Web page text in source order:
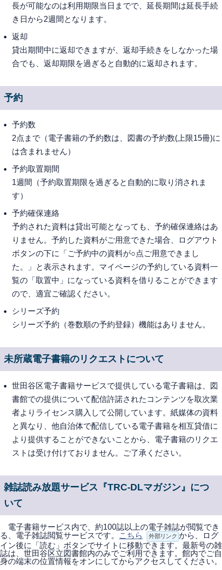
長が可能なのは利用期限当日までで、延長期間は延長手続
き日から2週間となります。
返却
貸出期間中に返却できますが、返却手続きをしなかった場
合でも、返却期限を過ぎると自動的に返却されます。
予約
予約数
2点まで（電子書籍の予約数は、図書の予約数(上限15冊)に
は含まれません）
予約取置期間
1週間（予約取置期限を過ぎると自動的に取り消されま
す）
予約確保連絡
予約された資料は貸出可能となっても、予約確保連絡はあ
りません。予約した資料がご用意できた場合、ログアウト
ボタンの下に「ご予約中の資料が○点ご用意できまし
た。」と表示されます。マイページの予約している資料一
覧の「取置中」になっている資料を借りることができます
ので、適宜ご確認ください。
シリーズ予約
シリーズ予約（巻数順の予約登録）機能はありません。
未所蔵電子書籍のリクエストについて
世田谷区電子書籍サービスで提供している電子書籍は、図
書館での提供について配信許諾されたコンテンツを取次業
者よりライセンス購入して公開しています。紙媒体の資料
と異なり、他自治体で配信している電子書籍を相互貸借に
より提供することができないことから、電子書籍のリクエ
ストは受け付けておりません。ご了承ください。
雑誌読み放題サービス『TRC-DLマガジン』につ
いて
電子書籍サービス内で、約100誌以上の電子雑誌が閲覧でき
る、電子雑誌閲覧サービスです。
こちら 外部リンク から、ログ
イン後に「読む」ボタンでサイトに移動できます。最新号の雑
誌は、世田谷区立図書館内のみでご利用できます。館内でご自
身の端末の位置情報をオンにしてからアクセスしてください。